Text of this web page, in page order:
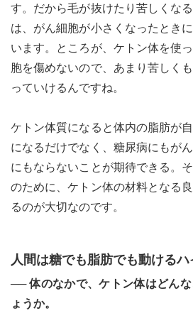
す。だから毛が抜けたり苦しくな
は、がん細胞が小さくなったとき
います。ところが、ケトン体を使
胞を傷めないので、あまり苦しく
っていけるんですね。
ケトン体質になると体内の脂肪が
になるだけでなく、糖尿病にもが
にもならないことが期待できる。
のために、ケトン体の材料となる
るのが大切なのです。
人間は糖でも脂肪でも動ける
── 体のなかで、ケトン体はどん
ょうか。